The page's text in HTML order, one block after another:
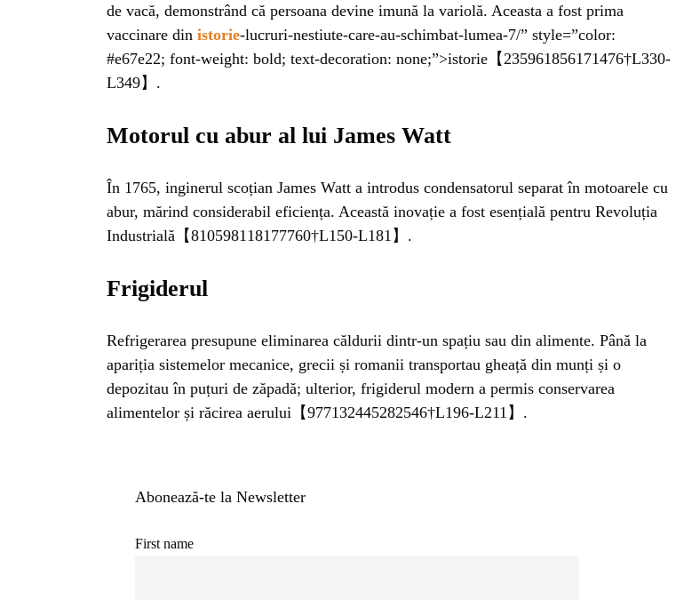
de vacă, demonstrând că persoana devine imună la variolă. Aceasta a fost prima
vaccinare din istorie-lucruri-nestiute-care-au-schimbat-lumea-7/” style=”color:
#e67e22; font-weight: bold; text-decoration: none;”>istorie【235961856171476†L330-
L349】.
Motorul cu abur al lui James Watt
În 1765, inginerul scoțian James Watt a introdus condensatorul separat în motoarele cu
abur, mărind considerabil eficiența. Această inovație a fost esențială pentru Revoluția
Industrială【810598118177760†L150-L181】.
Frigiderul
Refrigerarea presupune eliminarea căldurii dintr-un spațiu sau din alimente. Până la
apariția sistemelor mecanice, grecii și romanii transportau gheață din munți și o
depozitau în puțuri de zăpadă; ulterior, frigiderul modern a permis conservarea
alimentelor și răcirea aerului【977132445282546†L196-L211】.
Abonează-te la Newsletter
First name
NATURĂ
ȘTIINȚA
ANIMALE
INSTALEAZA
APLICATIA